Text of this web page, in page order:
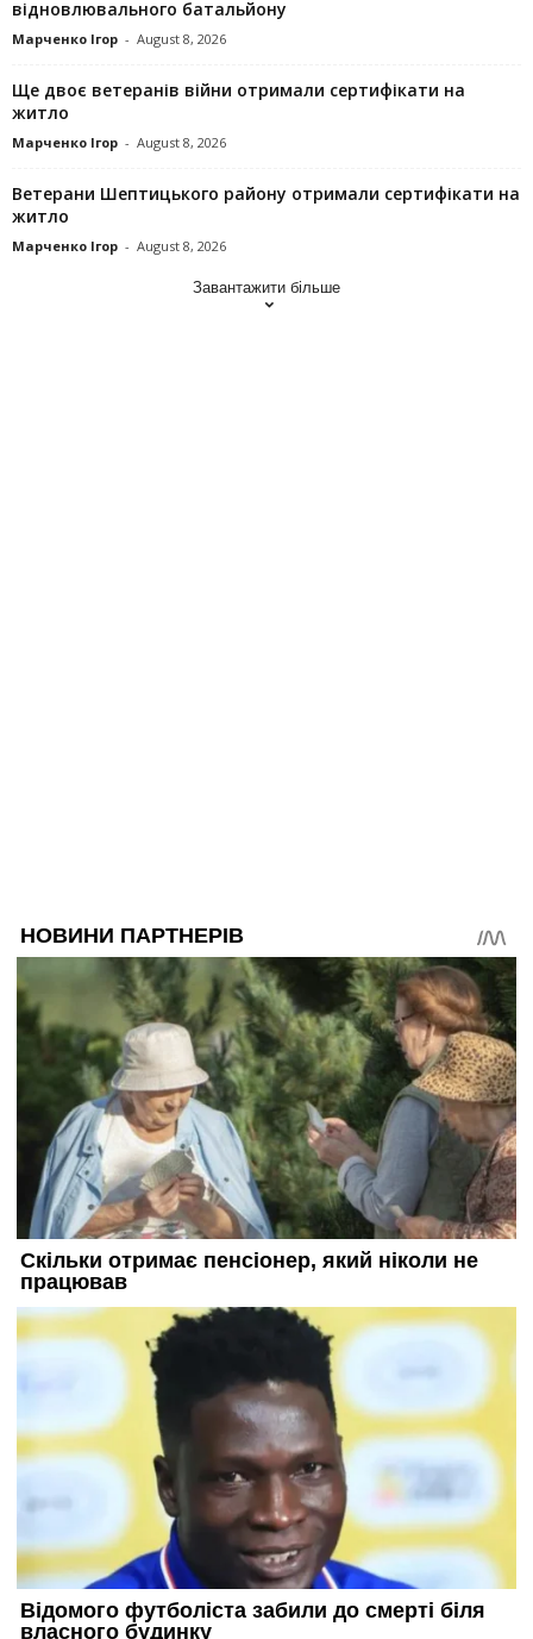
відновлювального батальйону
Марченко Ігор - August 8, 2026
Ще двоє ветеранів війни отримали сертифікати на
житло
Марченко Ігор - August 8, 2026
Ветерани Шептицького району отримали сертифікати на
житло
Марченко Ігор - August 8, 2026
Завантажити більше